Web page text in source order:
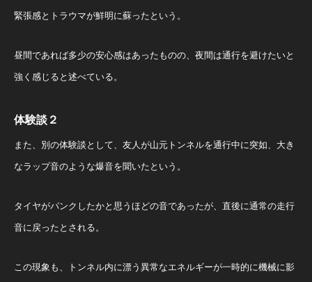
緊張感とトラウマが鮮明に蘇ったという。
昼間であれば多少の安心感はあったものの、夜間は通行を避けたいと
強く感じると述べている。
体験談２
また、別の体験談として、友人が山元トンネルを通行中に突如、大き
なラップ音のような爆音を聞いたという。
タイヤがパンクしたかと思うほどの音であったが、直後に通常の走行
音に戻ったとされる。
この現象も、トンネル内に漂う異常なエネルギーが一時的に機械に影